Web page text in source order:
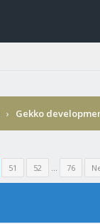
› Gekko
51 52 ... 76